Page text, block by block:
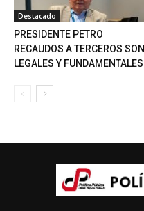
Destacado
PRESIDENTE PETRO
RECAUDOS A TERCEROS SON
LEGALES Y FUNDAMENTALES